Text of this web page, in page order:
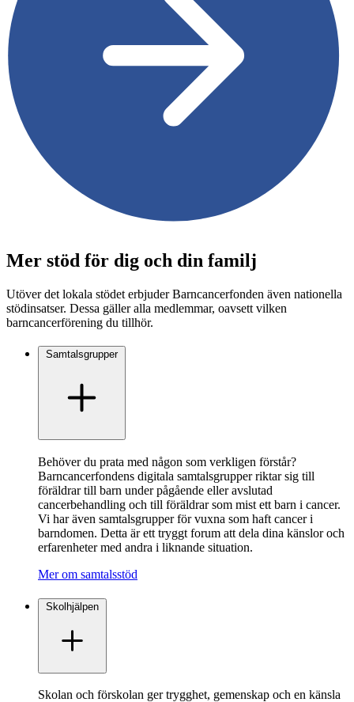
Mer stöd för dig och din familj
Utöver det lokala stödet erbjuder Barncancerfonden även nationella
stödinsatser. Dessa gäller alla medlemmar, oavsett vilken
barncancerförening du tillhör.
Samtalsgrupper
Behöver du prata med någon som verkligen förstår?
Barncancerfondens digitala samtalsgrupper riktar sig till
föräldrar till barn under pågående eller avslutad
cancerbehandling och till föräldrar som mist ett barn i cancer.
Vi har även samtalsgrupper för vuxna som haft cancer i
barndomen. Detta är ett tryggt forum att dela dina känslor och
erfarenheter med andra i liknande situation.
Mer om samtalsstöd
Skolhjälpen
Skolan och förskolan ger trygghet, gemenskap och en känsla